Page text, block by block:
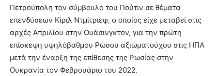
Πετρούπολη τον σύμβουλο του Πούτιν σε θέματα
επενδύσεων Κίριλ Ντμίτριεφ, ο οποίος είχε μεταβεί στις
αρχές Απριλίου στην Ουάσινγκτον, για την πρώτη
επίσκεψη υψηλόβαθμου Ρώσου αξιωματούχου στις ΗΠΑ
μετά την έναρξη της επίθεσης της Ρωσίας στην
Ουκρανία τον Φεβρουάριο του 2022.